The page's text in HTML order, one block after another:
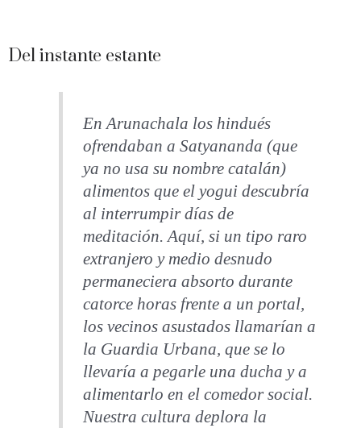
Del instante estante
En Arunachala los hindués
ofrendaban a Satyananda (que
ya no usa su nombre catalán)
alimentos que el yogui descubría
al interrumpir días de
meditación. Aquí, si un tipo raro
extranjero y medio desnudo
permaneciera absorto durante
catorce horas frente a un portal,
los vecinos asustados llamarían a
la Guardia Urbana, que se lo
llevaría a pegarle una ducha y a
alimentarlo en el comedor social.
Nuestra cultura deplora la